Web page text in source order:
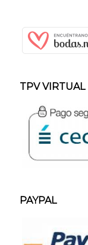
TPV VIRTUAL
PAYPAL